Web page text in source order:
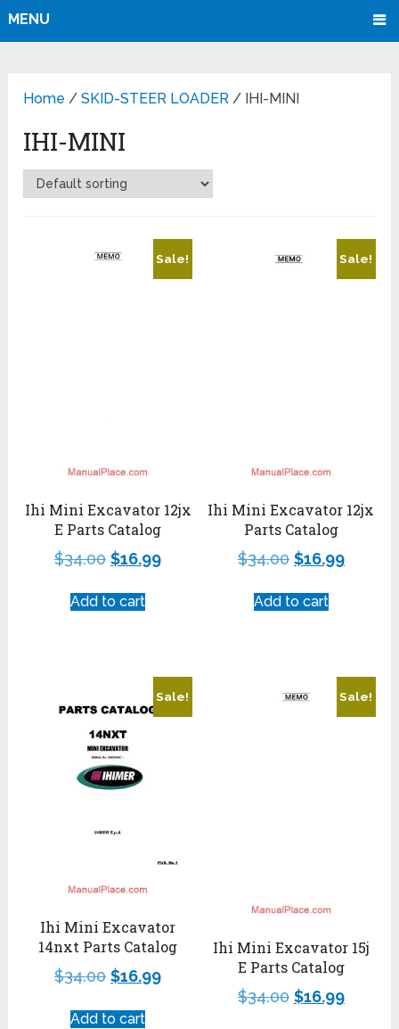
MENU
Home /SKID-STEER LOADER / IHI-MINI
IHI-MINI
Sale!
Ihi Mini Excavator 12jx
E Parts Catalog
$34.00 $16.99
Add to cart
Sale!
Ihi Mini Excavator 12jx
Parts Catalog
$34.00 $16.99
Add to cart
Sale!
Ihi Mini Excavator
14nxt Parts Catalog
$34.00 $16.99
Add to cart
Sale!
Ihi Mini Excavator 15j
E Parts Catalog
$34.00 $16.99